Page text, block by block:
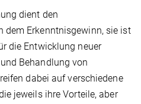
dient den
dem Erkenntnisgewinn, sie ist
die Entwicklung neuer
Behandlung von
dabei auf verschiedene
jeweils ihre Vorteile, aber